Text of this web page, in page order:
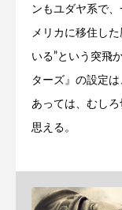
ンもユダヤ系で
メリカに移住し
いる”という突飛
ターズ』の設定
あっては、むし
思える。